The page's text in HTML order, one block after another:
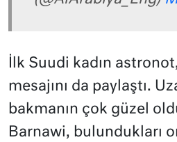
İlk Suudi kadın
mesajını da paylaştı.
bakmanın çok güzel
Barnawi, bulundukları